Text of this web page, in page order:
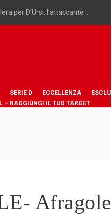
per D’Ursi: l’attaccante ...
SERIE D ECCELLENZA
– RAGGIUNGI IL TUO TARGET